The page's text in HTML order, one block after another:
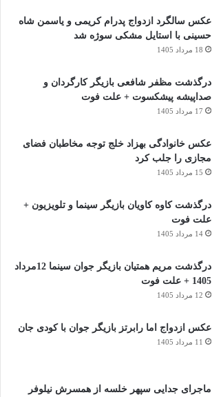
عکس سالگرد ازدواج پدرام کریمی و یاسمن شاه‌
حسینی با استایل مشکی سوژه شد
18 مرداد 1405
درگذشت مظفر شافعی بازیگر کارگردان و
صداپیشه پیشکسوت + علت فوت
17 مرداد 1405
عکس خانوادگی بهزاد خلج توجه مخاطبان فضای
مجازی را جلب کرد
15 مرداد 1405
درگذشت کاوه کاویان بازیگر سینما و تلویزیون +
علت فوت
14 مرداد 1405
درگذشت مریم همتیان بازیگر جوان سینما 12مرداد
1405 + علت فوت
12 مرداد 1405
عکس ازدواج اما رابرتز بازیگر جوان با کودی جان
11 مرداد 1405
ماجرای جدایی سپهر خلسه از همسرش نیلوفر